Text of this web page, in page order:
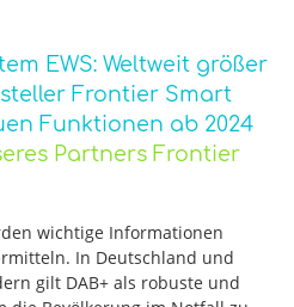
EWS: Weltweit größer
Frontier Smart
Funktionen ab 2024
Partners Frontier
wichtige Informationen
In Deutschland und
gilt DAB+ als robuste und